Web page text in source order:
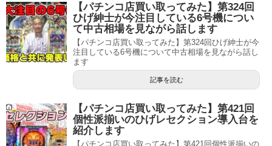
【パチンコ店買い取ってみた】第324回
ひげ紳士が今注目している6号機につい
て中古相場を見ながら話します
【パチンコ店買い取ってみた】第324回ひげ紳士が今
注目している6号機について中古相場を見ながら話し
ます
記事を読む
【パチンコ店買い取ってみた】第421回
個性派揃いのひげレセクション導入台を
紹介します
【パチンコ店買い取ってみた】第421回個性派揃いの